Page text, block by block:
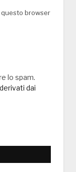
questo browser
lo spam.
dai